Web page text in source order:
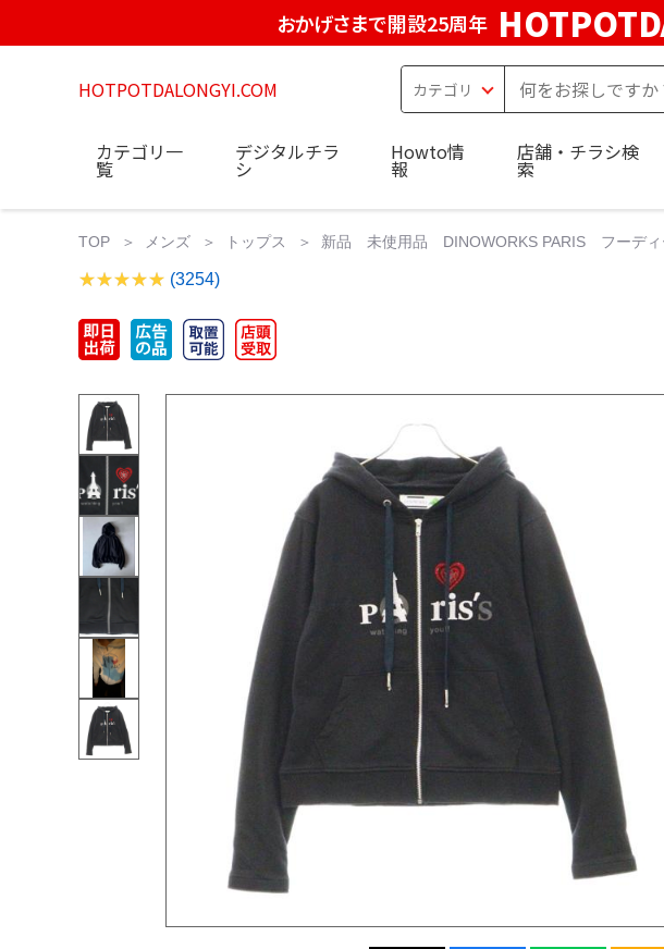
おかげさまで開設25周年
HOTPOTDALONGYI.COM
カテゴリ一
覧
デジタルチラ
シ
Howto情
報
店舗・チラシ検
索
TOP メンズ トップス 新品 未使用品 DINOWORKS PARIS フーディ
(3254)